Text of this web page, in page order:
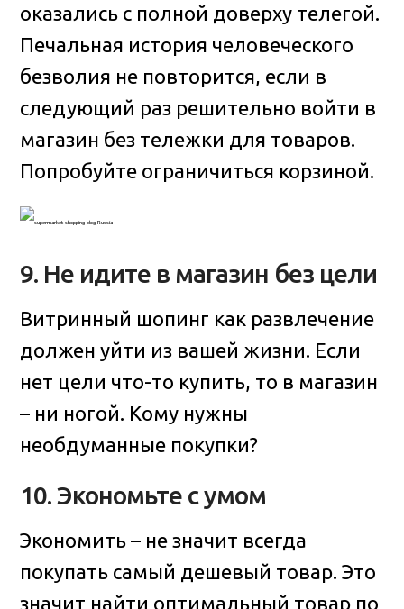
оказались с полной доверху телегой.
Печальная история человеческого
безволия не повторится, если в
следующий раз решительно войти в
магазин без тележки для товаров.
Попробуйте ограничиться корзиной.
9. Не идите в магазин без цели
Витринный шопинг как развлечение
должен уйти из вашей жизни. Если
нет цели что-то купить, то в магазин
– ни ногой. Кому нужны
необдуманные покупки?
10. Экономьте с умом
Экономить – не значит всегда
покупать самый дешевый товар. Это
значит найти оптимальный товар по